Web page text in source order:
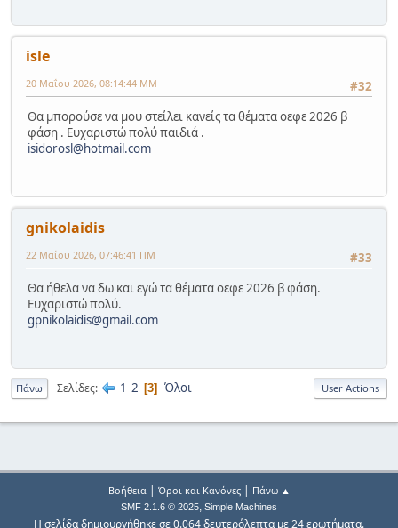
isle
#32
20 Μαΐου 2026, 08:14:44 ΜΜ
Θα μπορούσε να μου στείλει κανείς τα θέματα οεφε 2026 β
φάση . Ευχαριστώ πολύ παιδιά .
isidorosl@hotmail.com
gnikolaidis
#33
22 Μαΐου 2026, 07:46:41 ΠΜ
Θα ήθελα να δω και εγώ τα θέματα οεφε 2026 β φάση.
Ευχαριστώ πολύ.
gpnikolaidis@gmail.com
Πάνω Σελίδες 1 2 3 Όλοι User Actions
Βοήθεια| Όροι και Κανόνες| Πάνω ▲
SMF 2.1.6 © 2025, Simple Machines
Η σελίδα δημιουργήθηκε σε 0.064 δευτερόλεπτα με 24 ερωτήματα.